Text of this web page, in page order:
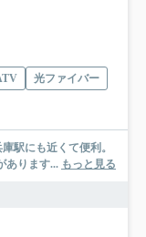
光ファイバー
駅にも近くて便利。
あります... もっと見る